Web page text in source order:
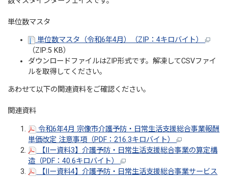
単位数マスタ
単位数マスタ（令和6年4月）（ZIP：4キロバイト）
（ZIP:5 KB）
ダウンロードファイルはZIP形式です。解凍してCSVファイ
ルを取得してください。
あわせて以下の関連資料をご確認ください。
関連資料
令和6年4月 宗像市介護予防・日常生活支援総合事業報酬
単価改定 注意事項（PDF：216.3キロバイト）
【IIー資料3】介護予防・日常生活支援総合事業の算定構
造（PDF：40.6キロバイト）
【IIー資料4】介護予防・日常生活支援総合事業サービス